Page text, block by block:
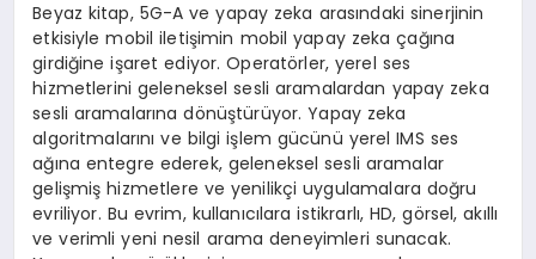
Beyaz kitap, 5G-A ve yapay zeka arasındaki sinerjinin
etkisiyle mobil iletişimin mobil yapay zeka çağına
girdiğine işaret ediyor. Operatörler, yerel ses
hizmetlerini geleneksel sesli aramalardan yapay zeka
sesli aramalarına dönüştürüyor. Yapay zeka
algoritmalarını ve bilgi işlem gücünü yerel IMS ses
ağına entegre ederek, geleneksel sesli aramalar
gelişmiş hizmetlere ve yenilikçi uygulamalara doğru
evriliyor. Bu evrim, kullanıcılara istikrarlı, HD, görsel, akıllı
ve verimli yeni nesil arama deneyimleri sunacak.